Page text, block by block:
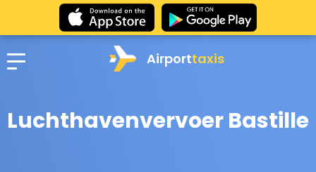
Airporttaxis
Luchthavenvervoer Bastille